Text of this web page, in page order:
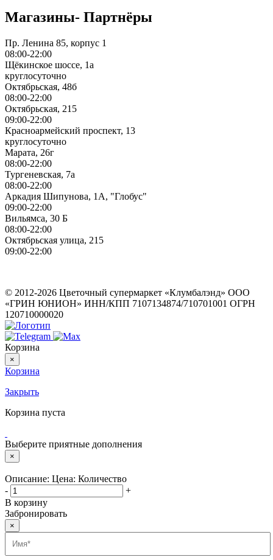
Магазины- Партнёры
Пр. Ленина 85, корпус 1
08:00-22:00
Щёкинское шоссе, 1а
круглосуточно
Октябрьская, 48б
08:00-22:00
Октябрьская, 215
09:00-22:00
Красноармейский проспект, 13
круглосуточно
Марата, 26г
08:00-22:00
Тургеневская, 7а
08:00-22:00
Аркадия Шипунова, 1А, "Глобус"
09:00-22:00
Вильямса, 30 Б
08:00-22:00
Октябрьская улица, 215
09:00-22:00
© 2012-2026 Цветочный супермаркет «Клумбалэнд» ООО
«ГРИН ЮНИОН» ИНН/КПП 7107134874/710701001 ОГРН
120710000020
Корзина
×
Корзина
Закрыть
Корзина пуста
Выберите приятные дополнения
×
Описание: Цена: Количество
-
+
В корзину
Забронировать
×